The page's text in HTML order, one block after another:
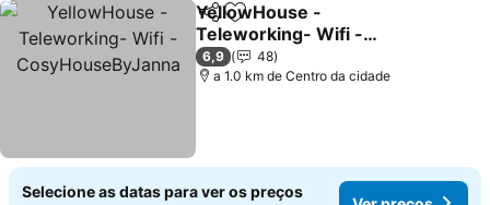
PartilharAdicionar aos favoritos
YellowHouse -
Teleworking- Wifi -
CosyHouseByJanna
6,9
48
a 1.0 km de Centro da cidade
Selecione as datas para ver os preços